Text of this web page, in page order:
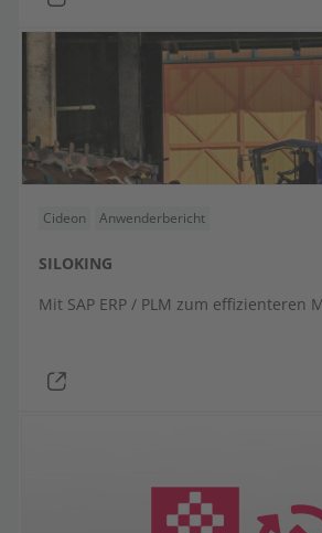
Cideon Anwenderbericht
SILOKING
Mit SAP ERP / PLM zum effizienteren